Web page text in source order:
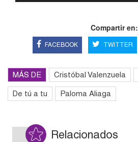
Compartir en:
FACEBOOK TWITTER
MÁS DE Cristóbal Valenzuela
De tú a tu Paloma Aliaga
Relacionados